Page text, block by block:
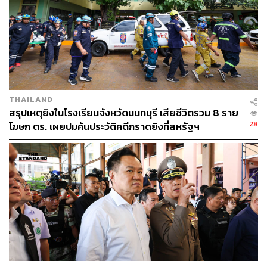
ทั้งนี้ ในฐานะนายกรัฐมนตรี และ รัฐมนตรีว่าการกระทรวง
มหาดไทย จะสนับสนุนทุกหน่วยงานบังคับใช้กฎหมายอย่าง
เต็มที่ ถือเป็นการบูรณาการการทำงานร่วมกัน โดยกำกับดูแล
สำนักงานตำรวจแห่งชาติ ป.ป.ง. ป.ป.ท. และกระทรวง
ยุติธรรม
“ขอให้ประชาชนมั่นใจได้ว่าจะไม่มีการเคลียร์ หรือการใช้
อามิสสินจ้างใด ๆ ในการปราบปรามสิ่งเหล่านี้ เราไม่จำเป็น
ต้องร่ำรวยจากสิ่งผิดกฎหมาย แต่การทำหน้าที่เพื่อประชาชน
และประเทศชาติมีคุณค่ามากกว่า” นายกรัฐมนตรีระบุ
เมื่อถามถึงการทุจริตสวมตัว นายกรัฐมนตรีกล่าวว่า มีการ
ดำเนินการอย่างต่อเนื่อง จากจุดเริ่มต้นในพื้นที่ภาคเหนือ
และขยายผลพบอีกหลายพันกรณี ขณะนี้สามารถระบุเครือ
ข่ายได้แล้ว เชื่อว่าการกระทำรูปแบบเดิมจะลดลง และหาก
เปลี่ยนรูปแบบก็จะทำได้ยากขึ้น
THAILAND
สรุปเหตุยิงในโรงเรียนจังหวัดนนทบุรี เสียชีวิตรวม 8 ราย
โฆษก ตร. เผยปมค้นประวัติคดีกราดยิงที่สหรัฐฯ
28